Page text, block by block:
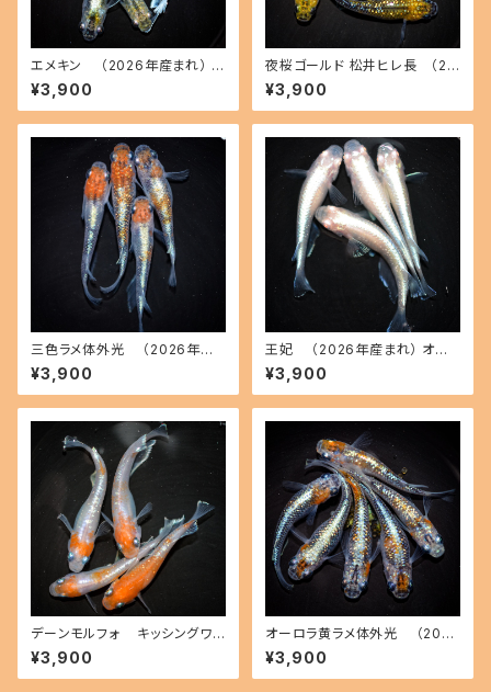
エメキン （2026年産まれ） オ
ス3 メス3(現物出品) ikahoff
C-0707-51200-a
¥3,900
夜桜ゴールド 松井ヒレ長 （20
26年産まれ） オス3 メス3(現物
出品) ikahoff C-0728-5146
2-a
¥3,900
三色ラメ体外光 （2026年産
まれ） オス2 メス2(現物出品) ik
ahoff D-0630-51108-a
¥3,900
王妃 （2026年産まれ） オス2
メス2(現物出品) ikahoff C-0
721-51382-a
¥3,900
デーンモルフォ キッシングワイ
ドフィン（2026年産まれ） オス2
メス2(現物出品) ikahoff B-0
714-51291-a
¥3,900
オーロラ黄ラメ体外光 （2026
年産まれ） オス2 メス4(現物出
品) ikahoff C-0804-51547-
a
¥3,900